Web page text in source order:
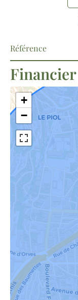
Référence
Financier
+
−